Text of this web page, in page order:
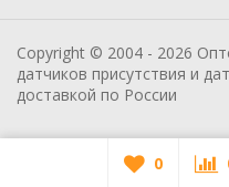
Copyright © 2004 - 2026
датчиков присутствия и
доставкой по России
0